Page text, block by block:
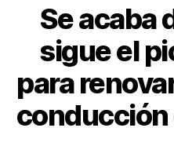
Se acaba
sigue el
para
conducción